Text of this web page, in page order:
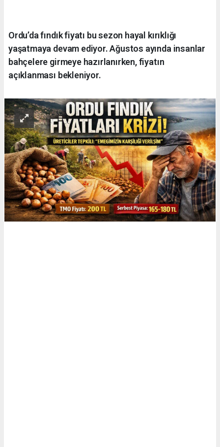
Ordu’da fındık fiyatı bu sezon hayal kırıklığı
yaşatmaya devam ediyor. Ağustos ayında insanlar
bahçelere girmeye hazırlanırken, fiyatın
açıklanması bekleniyor.